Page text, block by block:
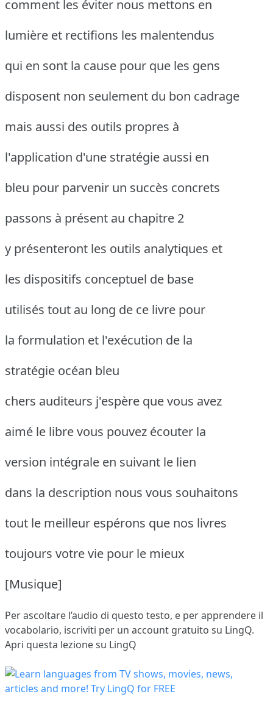
comment les éviter nous mettons en
lumière et rectifions les malentendus
qui en sont la cause pour que les gens
disposent non seulement du bon cadrage
mais aussi des outils propres à
l'application d'une stratégie aussi en
bleu pour parvenir un succès concrets
passons à présent au chapitre 2
y présenteront les outils analytiques et
les dispositifs conceptuel de base
utilisés tout au long de ce livre pour
la formulation et l'exécution de la
stratégie océan bleu
chers auditeurs j'espère que vous avez
aimé le libre vous pouvez écouter la
version intégrale en suivant le lien
dans la description nous vous souhaitons
tout le meilleur espérons que nos livres
toujours votre vie pour le mieux
[Musique]
Per ascoltare l’audio di questo testo, e per apprendere il
vocabolario, iscriviti per un account gratuito su LingQ.
Apri questa lezione su LingQ